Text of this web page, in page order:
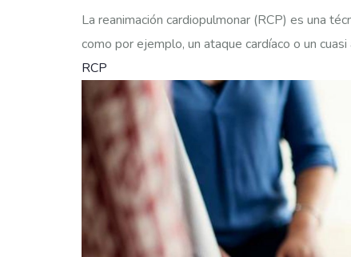
La reanimación cardiopulmonar (RCP) es una
como por ejemplo, un ataque cardíaco o un
RCP